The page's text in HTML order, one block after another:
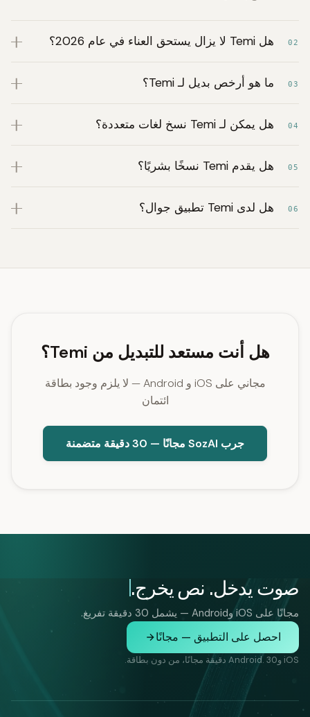
02 هل Temi لا يزال يستحق العناء في عام 2026؟
03 ما هو أرخص بديل لـ Temi؟
04 هل يمكن لـ Temi نسخ لغات متعددة؟
05 هل يقدم Temi نسخًا بشريًا؟
06 هل لدى Temi تطبيق جوال؟
هل أنت مستعد للتبديل من Temi؟
مجاني على iOS و Android — لا يلزم وجود بطاقة
ائتمان
جرب SozAI مجانًا — 30 دقيقة متضمنة
صوت يدخل. نص يخرج.
مجانًا على iOS وAndroid — يشمل 30 دقيقة تفريغ.
احصل على التطبيق — مجانًا
iOS وAndroid. 30 دقيقة مجانًا، من دون بطاقة.